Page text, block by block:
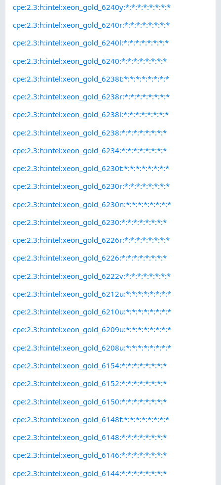
cpe:2.3:h:intel:xeon_gold_6240y:*:*:*:*:*:*:*:*
cpe:2.3:h:intel:xeon_gold_6240r:*:*:*:*:*:*:*:*
cpe:2.3:h:intel:xeon_gold_6240l:*:*:*:*:*:*:*:*
cpe:2.3:h:intel:xeon_gold_6240:*:*:*:*:*:*:*:*
cpe:2.3:h:intel:xeon_gold_6238t:*:*:*:*:*:*:*:*
cpe:2.3:h:intel:xeon_gold_6238r:*:*:*:*:*:*:*:*
cpe:2.3:h:intel:xeon_gold_6238l:*:*:*:*:*:*:*:*
cpe:2.3:h:intel:xeon_gold_6238:*:*:*:*:*:*:*:*
cpe:2.3:h:intel:xeon_gold_6234:*:*:*:*:*:*:*:*
cpe:2.3:h:intel:xeon_gold_6230t:*:*:*:*:*:*:*:*
cpe:2.3:h:intel:xeon_gold_6230r:*:*:*:*:*:*:*:*
cpe:2.3:h:intel:xeon_gold_6230n:*:*:*:*:*:*:*:*
cpe:2.3:h:intel:xeon_gold_6230:*:*:*:*:*:*:*:*
cpe:2.3:h:intel:xeon_gold_6226r:*:*:*:*:*:*:*:*
cpe:2.3:h:intel:xeon_gold_6226:*:*:*:*:*:*:*:*
cpe:2.3:h:intel:xeon_gold_6222v:*:*:*:*:*:*:*:*
cpe:2.3:h:intel:xeon_gold_6212u:*:*:*:*:*:*:*:*
cpe:2.3:h:intel:xeon_gold_6210u:*:*:*:*:*:*:*:*
cpe:2.3:h:intel:xeon_gold_6209u:*:*:*:*:*:*:*:*
cpe:2.3:h:intel:xeon_gold_6208u:*:*:*:*:*:*:*:*
cpe:2.3:h:intel:xeon_gold_6154:*:*:*:*:*:*:*:*
cpe:2.3:h:intel:xeon_gold_6152:*:*:*:*:*:*:*:*
cpe:2.3:h:intel:xeon_gold_6150:*:*:*:*:*:*:*:*
cpe:2.3:h:intel:xeon_gold_6148f:*:*:*:*:*:*:*:*
cpe:2.3:h:intel:xeon_gold_6148:*:*:*:*:*:*:*:*
cpe:2.3:h:intel:xeon_gold_6146:*:*:*:*:*:*:*:*
cpe:2.3:h:intel:xeon_gold_6144:*:*:*:*:*:*:*:*